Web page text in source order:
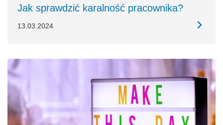
Jak sprawdzić karalność pracownika?
13.03.2024